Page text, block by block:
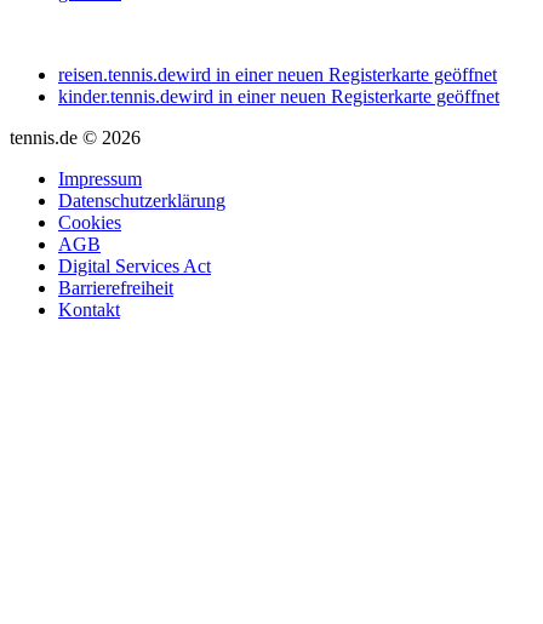
reisen.tennis.dewird in einer neuen Registerkarte geöffnet
kinder.tennis.dewird in einer neuen Registerkarte geöffnet
tennis.de © 2026
Impressum
Datenschutzerklärung
Cookies
AGB
Digital Services Act
Barrierefreiheit
Kontakt